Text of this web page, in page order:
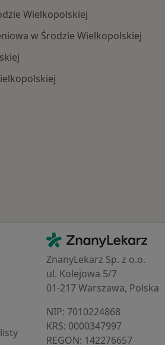
Wielkopolskiej
w Środzie Wielkopolskiej
Kontakt
ZnanyLekarz - Strona główna
ZnanyLekarz Sp. z o.o.
ul. Kolejowa 5/7
01-217 Warszawa, Polska
NIP: ⁠7010224868
KRS: ⁠0000347997
REGON: ⁠142276657